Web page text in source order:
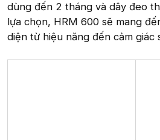
dùng đến 2 tháng và dây đeo
lựa chọn, HRM 600 sẽ mang
diện từ hiệu năng đến cảm giác